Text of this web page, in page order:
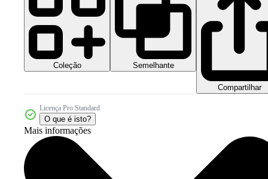
Coleção Semelhante
Compartilhar
Licença Pro Standard
O que é isto?
Mais informações